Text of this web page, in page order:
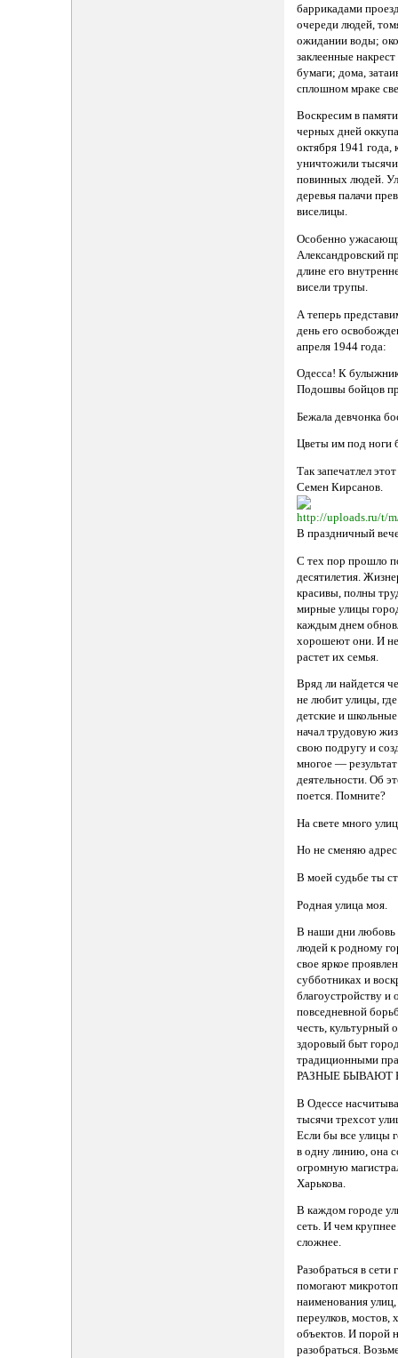
баррикадами
очереди людей,
ожидании воды;
заклеенные
бумаги; дома,
сплошном мраке
Воскресим в
черных дней
октября 1941 года,
уничтожили
повинных людей.
деревья палачи
виселицы.
Особенно
Александровский
длине его
висели трупы.
А теперь
день его
апреля 1944 года:
Одесса! К
Подошвы бойцов
Бежала девчонка
Цветы им под ноги
Так запечатлел
Семен Кирсанов.
В праздничный
С тех пор прошло
десятилетия.
красивы, полны
мирные улицы
каждым днем
хорошеют они. И
растет их семья.
Вряд ли найдется
не любит улицы,
детские и
начал трудовую
свою подругу и
многое —
деятельности. Об
поется. Помните?
На свете много
Но не сменяю
В моей судьбе ты
Родная улица моя.
В наши дни любовь
людей к родному
свое яркое
субботниках и
благоустройству и
повседневной
честь, культурный
здоровый быт
традиционными
РАЗНЫЕ БЫВАЮТ
В Одессе
тысячи трехсот
Если бы все улицы
в одну линию, она
огромную
Харькова.
В каждом городе
сеть. И чем
сложнее.
Разобраться в сети
помогают
наименования
переулков, мостов,
объектов. И порой
разобраться.